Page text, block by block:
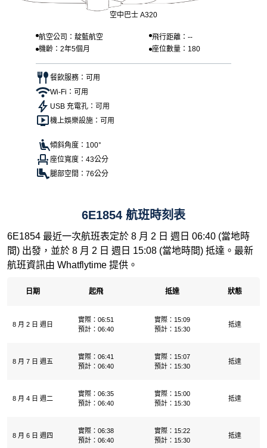
空中巴士 A320
航空公司：靛藍航空
飛行距離：--
機齡：2年5個月
座位數量：180
餐飲服務：可用
Wi-Fi：可用
USB 充電孔：可用
機上娛樂設施：可用
傾斜角度：100°
座位寬度：43公分
腿部空間：76公分
6E1854 航班時刻表
6E1854 最近一次航班表定於 8 月 2 日 週日 06:40 (當地時
間) 出發，並於 8 月 2 日 週日 15:08 (當地時間) 抵達。最新
航班資訊由 Whatflytime 提供。
日期 起飛 抵達 狀態
8 月 2 日 週日
實際：06:51
預計：06:40
實際：15:09
預計：15:30
抵達
8 月 7 日 週五
實際：06:41
預計：06:40
實際：15:07
預計：15:30
抵達
8 月 4 日 週二
實際：06:35
預計：06:40
實際：15:00
預計：15:30
抵達
8 月 6 日 週四
實際：06:38
預計：06:40
實際：15:22
預計：15:30
抵達